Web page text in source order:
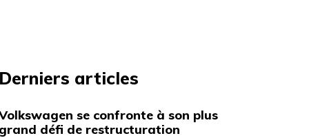
Derniers articles
se confronte à son plus
grand défi de restructuration